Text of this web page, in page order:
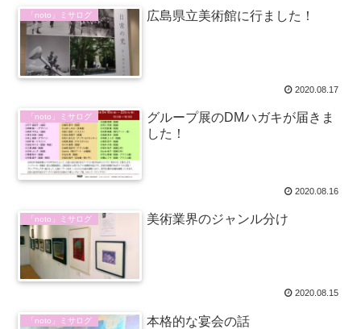
「noto」ミサログ 広島県立美術館に行ました！
2020.08.17
「noto」ミサログ
グループ展のDMハガキが届きま
した！
2020.08.16
「noto」ミサログ 美術業界のジャンル分け
2020.08.15
「noto」ミサログ 本格的な宴会の話